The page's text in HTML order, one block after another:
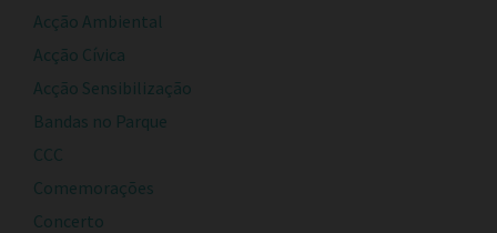
Acção Ambiental
Acção Cívica
Acção Sensibilização
Bandas no Parque
CCC
Comemorações
Concerto